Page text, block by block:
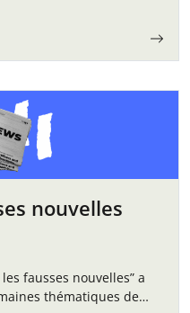
nouvelles
fausses nouvelles” a
thématiques de